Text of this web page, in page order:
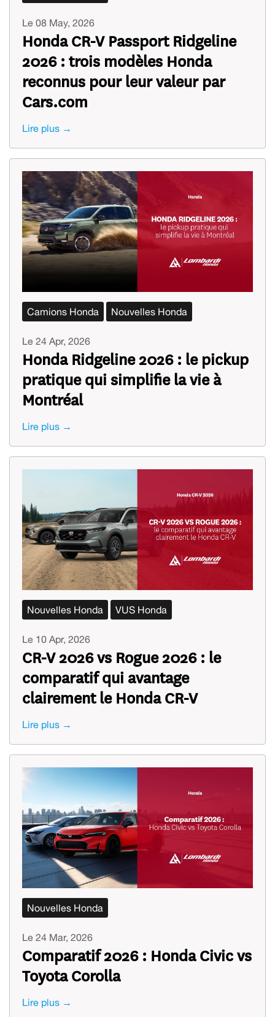
Le 08 May, 2026
Honda CR-V Passport Ridgeline
2026 : trois modèles Honda
reconnus pour leur valeur par
Cars.com
Lire plus →
Camions Honda Nouvelles Honda
Le 24 Apr, 2026
Honda Ridgeline 2026 : le pickup
pratique qui simplifie la vie à
Montréal
Lire plus →
Nouvelles Honda VUS Honda
Le 10 Apr, 2026
CR-V 2026 vs Rogue 2026 : le
comparatif qui avantage
clairement le Honda CR-V
Lire plus →
Nouvelles Honda
Le 24 Mar, 2026
Comparatif 2026 : Honda Civic vs
Toyota Corolla
Lire plus →